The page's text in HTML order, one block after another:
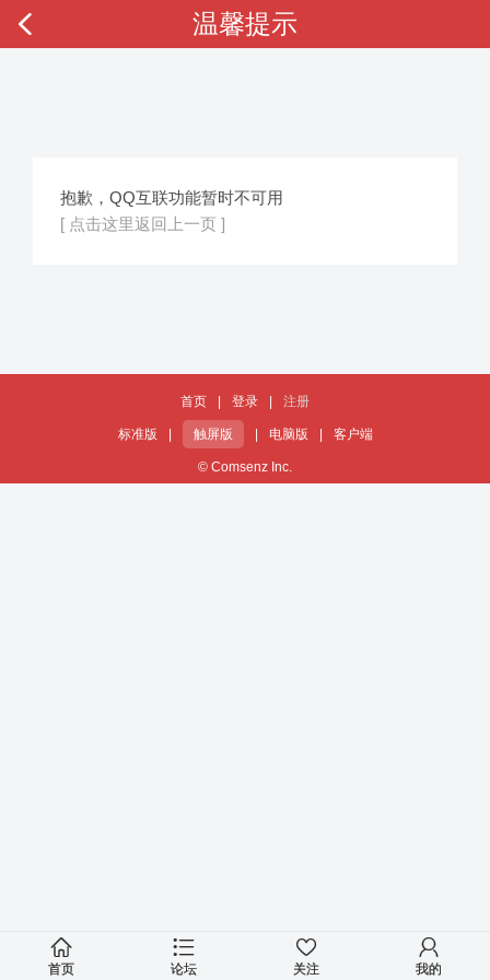
温馨提示
抱歉，QQ互联功能暂时不可用
[ 点击这里返回上一页 ]
首页 登录 注册
标准版 触屏版 电脑版 客户端
© Comsenz Inc.
首页 论坛 关注 我的